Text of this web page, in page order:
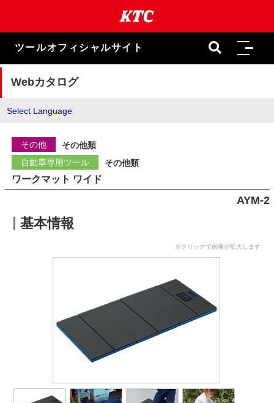
ま
キ
ツールオフィシャルサイト
Webカタログ
Select Language
その他
その他類
自動車専用ツール
その他類
ワークマット ワイド
AYM-2
基本情報
※クリックで画像が拡大します